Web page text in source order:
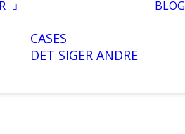
CASES
DET SIGER ANDRE
BLOG